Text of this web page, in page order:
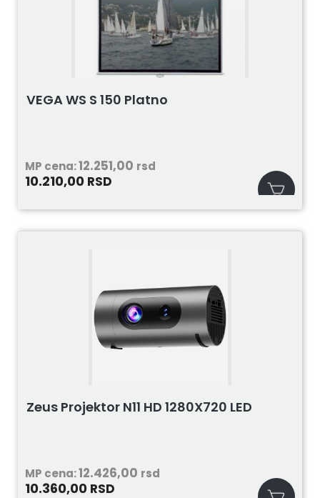
VEGA WS S 150 Platno
MP cena:12.251,00 rsd
10.210,00 RSD
Zeus Projektor N11 HD 1280X720 LED
MP cena:12.426,00 rsd
10.360,00 RSD